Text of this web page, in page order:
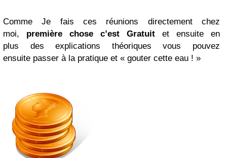
Comme Je fais ces réunions directement chez
moi, première chose c’est Gratuit et ensuite en
plus des explications théoriques vous pouvez
ensuite passer à la pratique et « gouter cette eau ! »